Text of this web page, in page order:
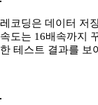
레코딩은 데이터 저
속도는 16배속까지
한 테스트 결과를 보